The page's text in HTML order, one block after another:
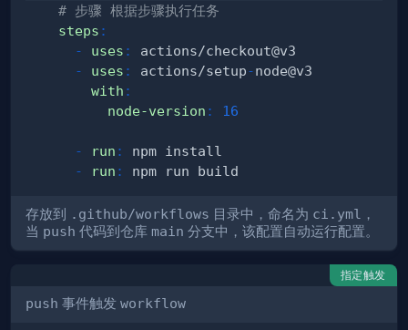
# 步骤 根据步骤执行任务
steps :
-
uses :
-
uses : actions/setup-
with :
node-version : 16
- run :
-
run :
存放到 .github/workflows 目录中，命名为 ci.yml
，
当 push 代码到仓库 main 分支中，该配置自动运行配置。
指定触发
push 事件触发 workflow